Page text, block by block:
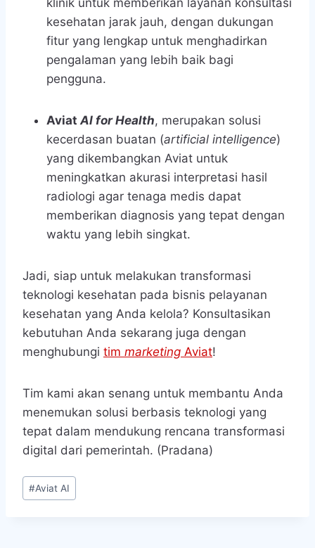
kesehatan jarak jauh, dengan dukungan
fitur yang lengkap untuk menghadirkan
pengalaman yang lebih baik bagi
pengguna.
Aviat AI for Health, merupakan solusi
kecerdasan buatan (artificial intelligence)
yang dikembangkan Aviat untuk
meningkatkan akurasi interpretasi hasil
radiologi agar tenaga medis dapat
memberikan diagnosis yang tepat dengan
waktu yang lebih singkat.
Jadi, siap untuk melakukan transformasi
teknologi kesehatan pada bisnis pelayanan
kesehatan yang Anda kelola? Konsultasikan
kebutuhan Anda sekarang juga dengan
menghubungi tim marketing Aviat!
Tim kami akan senang untuk membantu Anda
menemukan solusi berbasis teknologi yang
tepat dalam mendukung rencana transformasi
digital dari pemerintah. (Pradana)
Post
Tags:
#Aviat AI